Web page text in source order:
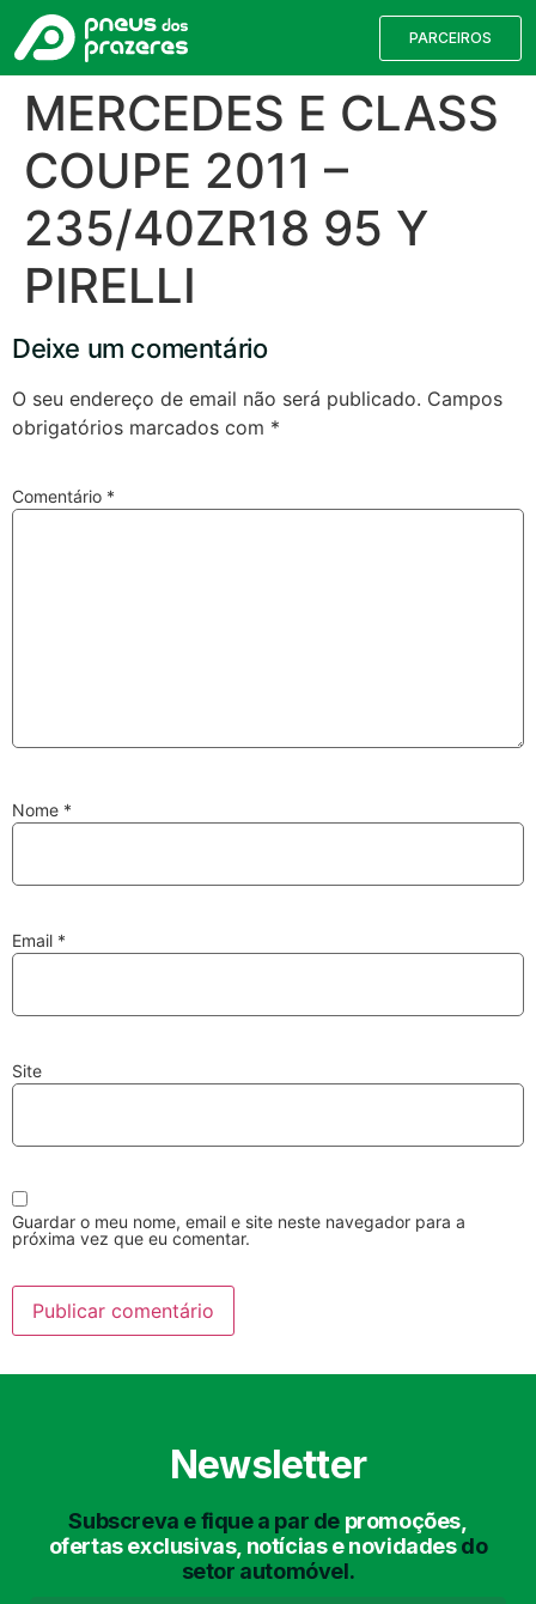
PARCEIROS
MERCEDES E CLASS
COUPE 2011 –
235/40ZR18 95 Y
PIRELLI
Deixe um comentário
O seu endereço de email não será publicado. Campos
obrigatórios marcados com *
Comentário *
Nome *
Email *
Site
Guardar o meu nome, email e site neste navegador para a
próxima vez que eu comentar.
Newsletter
Subscreva e fique a par de promoções,
ofertas exclusivas, notícias e novidadesdo
setor automóvel.
Pesquisa de Pneus
Velas Lâmpadas
com Aspiração e de
Interiores
Lavagem de Chassis Matrículas